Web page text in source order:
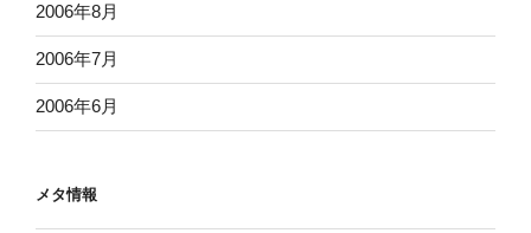
2006年8月
2006年7月
2006年6月
メタ情報